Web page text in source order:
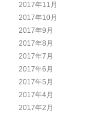
2017年11月
2017年10月
2017年9月
2017年8月
2017年7月
2017年6月
2017年5月
2017年4月
2017年2月